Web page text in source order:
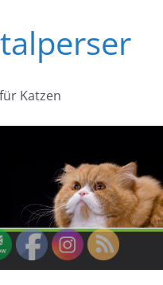
Katzen